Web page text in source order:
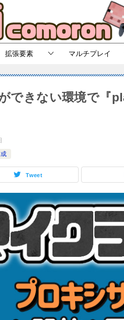
拡張要素 マルチプレイ
できない環境で『
Tweet